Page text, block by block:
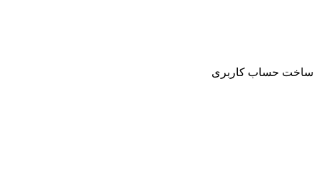
ساخت حساب کاربری